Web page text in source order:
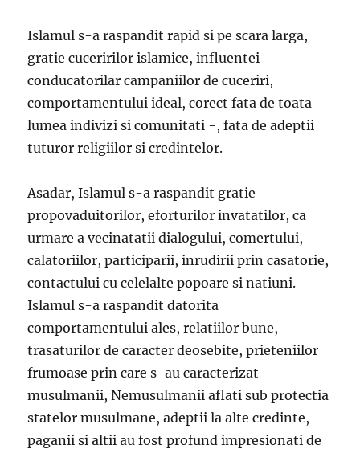
Islamul s-a raspandit rapid si pe scara larga,
gratie cuceririlor islamice, influentei
conducatorilar campaniilor de cuceriri,
comportamentului ideal, corect fata de toata
lumea indivizi si comunitati -, fata de adeptii
tuturor religiilor si credintelor.
Asadar, Islamul s-a raspandit gratie
propovaduitorilor, eforturilor invatatilor, ca
urmare a vecinatatii dialogului, comertului,
calatoriilor, participarii, inrudirii prin casatorie,
contactului cu celelalte popoare si natiuni.
Islamul s-a raspandit datorita
comportamentului ales, relatiilor bune,
trasaturilor de caracter deosebite, prieteniilor
frumoase prin care s-au caracterizat
musulmanii, Nemusulmanii aflati sub protectia
statelor musulmane, adeptii la alte credinte,
paganii si altii au fost profund impresionati de